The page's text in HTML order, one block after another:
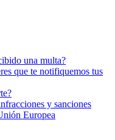
una multa?
que te notifiquemos tus
y sanciones
Europea